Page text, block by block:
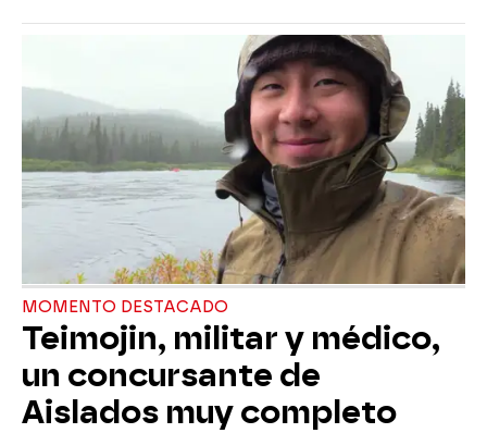
MOMENTO DESTACADO
Teimojin, militar y médico,
un concursante de
Aislados muy completo